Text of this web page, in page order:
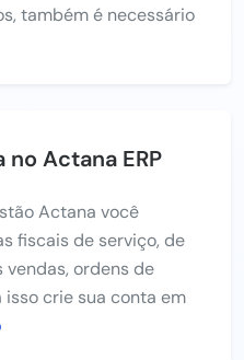
também é necessário
Actana ERP
Actana você
fiscais de serviço, de
ordens de
isso crie sua conta em